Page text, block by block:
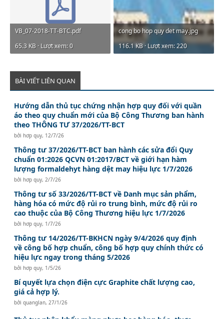
VB_07-2018-TT-BTC.pdf
65.3 KB · Lượt xem: 0
cong bo hop quy det may.jpg
116.1 KB · Lượt xem: 220
BÀI VIẾT LIÊN QUAN
Hướng dẫn thủ tục chứng nhận hợp quy đối với quần
áo theo quy chuẩn mới của Bộ Công Thương ban hành
theo THÔNG TƯ 37/2026/TT-BCT
bởihơp quy, 12/7/26
Thông tư 37/2026/TT-BCT ban hành các sửa đổi Quy
chuẩn 01:2026 QCVN 01:2017/BCT về giới hạn hàm
lượng formaldehyt hàng dệt may hiệu lực 1/7/2026
bởihơp quy,2/7/26
Thông tư số 33/2026/TT-BCT về Danh mục sản phẩm,
hàng hóa có mức độ rủi ro trung bình, mức độ rủi ro
cao thuộc của Bộ Công Thương hiệu lực 1/7/2026
bởihơp quy, 1/7/26
Thông tư 14/2026/TT-BKHCN ngày 9/4/2026 quy định
về công bố hợp chuẩn, công bố hợp quy chính thức có
hiệu lực ngay trong tháng 5/2026
bởihơp quy, 1/5/26
Bí quyết lựa chọn điện cực Graphite chất lượng cao,
giá cả hợp lý.
bởiquanglan,27/1/26